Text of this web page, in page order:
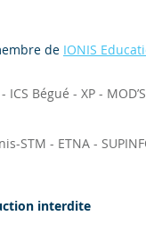
de IONIS
- ICS Bégué - XP -
STM - ETNA-
interdite